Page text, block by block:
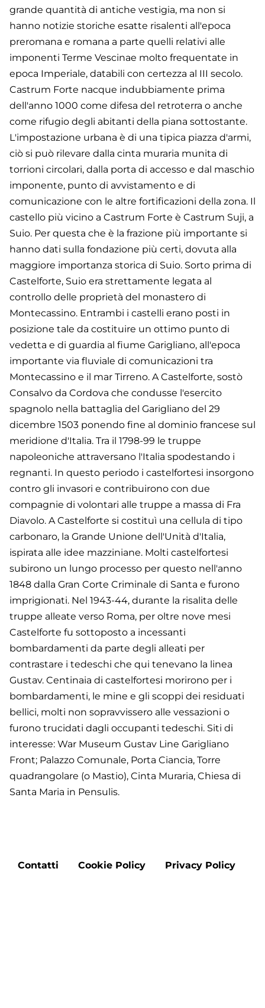
grande quantità di antiche vestigia, ma non si
hanno notizie storiche esatte risalenti all'epoca
preromana e romana a parte quelli relativi alle
imponenti Terme Vescinae molto frequentate in
epoca Imperiale, databili con certezza al III secolo.
Castrum Forte nacque indubbiamente prima
dell'anno 1000 come difesa del retroterra o anche
come rifugio degli abitanti della piana sottostante.
L'impostazione urbana è di una tipica piazza d'armi,
ciò si può rilevare dalla cinta muraria munita di
torrioni circolari, dalla porta di accesso e dal maschio
imponente, punto di avvistamento e di
comunicazione con le altre fortificazioni della zona. Il
castello più vicino a Castrum Forte è Castrum Suji, a
Suio. Per questa che è la frazione più importante si
hanno dati sulla fondazione più certi, dovuta alla
maggiore importanza storica di Suio. Sorto prima di
Castelforte, Suio era strettamente legata al
controllo delle proprietà del monastero di
Montecassino. Entrambi i castelli erano posti in
posizione tale da costituire un ottimo punto di
vedetta e di guardia al fiume Garigliano, all'epoca
importante via fluviale di comunicazioni tra
Montecassino e il mar Tirreno. A Castelforte, sostò
Consalvo da Cordova che condusse l'esercito
spagnolo nella battaglia del Garigliano del 29
dicembre 1503 ponendo fine al dominio francese sul
meridione d'Italia. Tra il 1798-99 le truppe
napoleoniche attraversano l'Italia spodestando i
regnanti. In questo periodo i castelfortesi insorgono
contro gli invasori e contribuirono con due
compagnie di volontari alle truppe a massa di Fra
Diavolo. A Castelforte si costituì una cellula di tipo
carbonaro, la Grande Unione dell'Unità d'Italia,
ispirata alle idee mazziniane. Molti castelfortesi
subirono un lungo processo per questo nell'anno
1848 dalla Gran Corte Criminale di Santa e furono
imprigionati. Nel 1943-44, durante la risalita delle
truppe alleate verso Roma, per oltre nove mesi
Castelforte fu sottoposto a incessanti
bombardamenti da parte degli alleati per
contrastare i tedeschi che qui tenevano la linea
Gustav. Centinaia di castelfortesi morirono per i
bombardamenti, le mine e gli scoppi dei residuati
bellici, molti non sopravvissero alle vessazioni o
furono trucidati dagli occupanti tedeschi. Siti di
interesse: War Museum Gustav Line Garigliano
Front; Palazzo Comunale, Porta Ciancia, Torre
quadrangolare (o Mastio), Cinta Muraria, Chiesa di
Santa Maria in Pensulis.
Footer
Contatti Cookie Policy Privacy Policy